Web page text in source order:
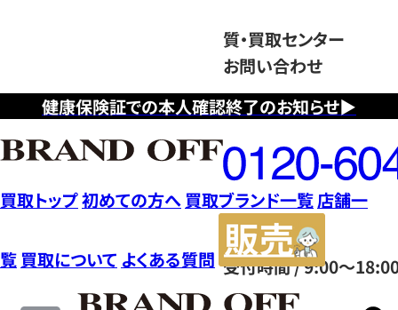
健康保険証での本人確認終了のお知らせ▶
質・買取センター
お問い合わせ
フ
リ
ー
ダ
イ
ヤ
ル
0120604117
受付時間 / 9:00～
買取トップ初めての方へ 買取ブランド一覧店舗一
覧 買取について よくある質問
サ